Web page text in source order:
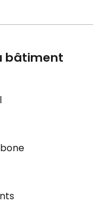
bâtiment